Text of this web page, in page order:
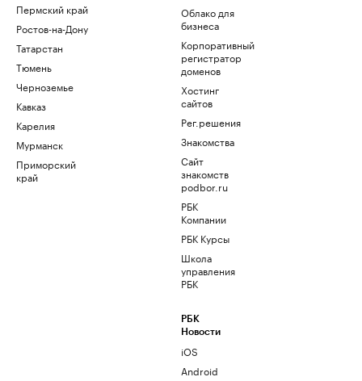
Пермский край
Ростов-на-Дону
Татарстан
Тюмень
Черноземье
Кавказ
Карелия
Мурманск
Приморский
край
Облако для
бизнеса
Корпоративный
регистратор
доменов
Хостинг
сайтов
Рег.решения
Знакомства
Сайт
знакомств
podbor.ru
РБК
Компании
РБК Курсы
Школа
управления
РБК
РБК
Новости
iOS
Android